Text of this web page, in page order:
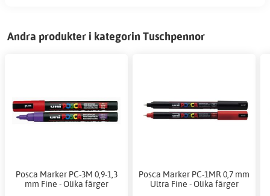
Andra produkter i kategorin Tuschpennor
Posca Marker PC-3M 0,9-1,3
mm Fine - Olika färger
Posca Marker PC-1MR 0,7 mm
Ultra Fine - Olika färger